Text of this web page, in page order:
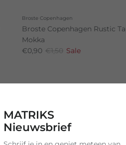
Broste Copenhagen
Broste Copenhagen Rustic
Mokka
€0,90 €1,50 Sale
MATRIKS
Nieuwsbrief